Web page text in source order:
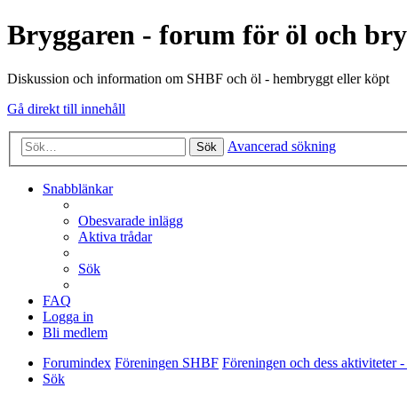
Bryggaren - forum för öl och
Diskussion och information om SHBF och öl - hembryggt eller köpt
Gå direkt till innehåll
Sök Avancerad sökning
Snabblänkar
Obesvarade inlägg
Aktiva trådar
Sök
FAQ
Logga in
Bli medlem
Forumindex Föreningen SHBF Föreningen och dess aktiviteter
Sök